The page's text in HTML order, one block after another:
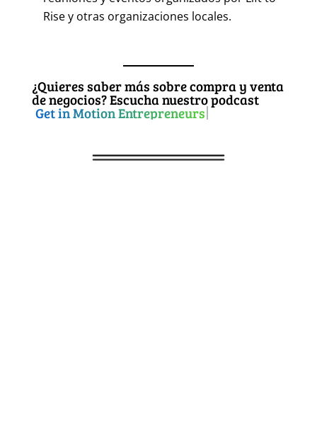
Rise y otras organizaciones locales.
¿Quieres saber más sobre compra y venta
de negocios? Escucha nuestro podcast
Get in Motion Entrepreneurs